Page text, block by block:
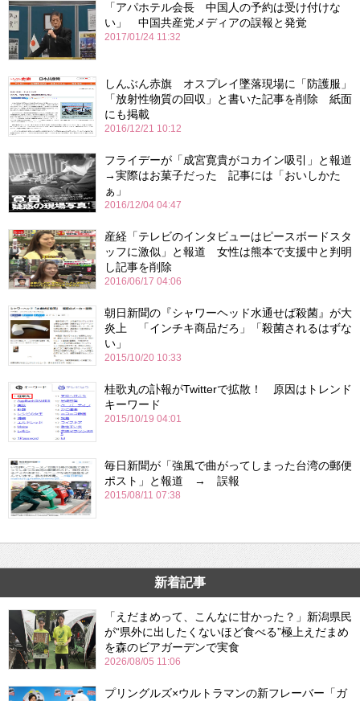
「アパホテル会長 中国人の予約は受け付けな
い」 中国共産党メディアの誤報と発覚
2017/01/24 11:32
しんぶん赤旗 オスプレイ墜落現場に「防護服」
「放射性物質の回収」と書いた記事を削除 紙面
にも掲載
2016/12/21 10:12
フライデーが「成宮寛貴がコカイン吸引」と報道
→実際はお菓子だった 記事には「おいしかた
ぁ」
2016/12/04 04:47
産経「テレビのインタビューはピースボードスタ
ッフに激似」と報道 女性は熊本で支援中と判明
し記事を削除
2016/06/17 04:06
朝日新聞の『シャワーヘッド水通せば殺菌』が大
炎上 「インチキ商品だろ」「殺菌されるはずな
い」
2015/10/20 10:33
桂歌丸の訃報がTwitterで拡散！ 原因はトレンド
キーワード
2015/10/19 04:01
毎日新聞が「強風で曲がってしまった台湾の郵便
ポスト」と報道 → 誤報
2015/08/11 07:38
新着記事
「えだまめって、こんなに甘かった？」新潟県民
が“県外に出したくないほど食べる”極上えだまめ
を森のビアガーデンで実食
2026/08/05 11:06
プリングルズ×ウルトラマンの新フレーバー「ガ